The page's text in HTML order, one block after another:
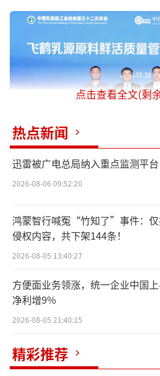
5月28日中国乳制品工业协会第三十二
活质量管理标准正式发布
鲜活成为品质升级新趋势
《2025年中国乳制品
示，消费者对乳品品质的
度”以28%的占比位居
一标签。
点击查看全文(剩
热点新闻
迅雷被广电总局纳入重点监测平台
2026-08-06 09:52:20
鸿蒙智行喊冤“竹知了”事件：
侵权内容，共下架144条！
2026-08-05 13:40:27
方便面业务领涨，统一企业中国
净利增9%
2026-08-05 21:40:15
精彩推荐